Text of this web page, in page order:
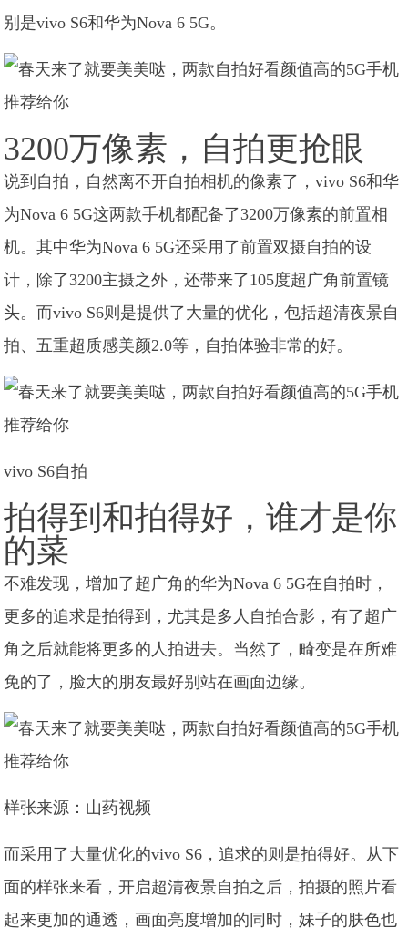
别是vivo S6和华为Nova 6 5G。
3200万像素，自拍更抢眼
说到自拍，自然离不开自拍相机的像素了，vivo S6和华
为Nova 6 5G这两款手机都配备了3200万像素的前置相
机。其中华为Nova 6 5G还采用了前置双摄自拍的设
计，除了3200主摄之外，还带来了105度超广角前置镜
头。而vivo S6则是提供了大量的优化，包括超清夜景自
拍、五重超质感美颜2.0等，自拍体验非常的好。
vivo S6自拍
拍得到和拍得好，谁才是你
的菜
不难发现，增加了超广角的华为Nova 6 5G在自拍时，
更多的追求是拍得到，尤其是多人自拍合影，有了超广
角之后就能将更多的人拍进去。当然了，畸变是在所难
免的了，脸大的朋友最好别站在画面边缘。
样张来源：山药视频
而采用了大量优化的vivo S6，追求的则是拍得好。从下
面的样张来看，开启超清夜景自拍之后，拍摄的照片看
起来更加的通透，画面亮度增加的同时，妹子的肤色也